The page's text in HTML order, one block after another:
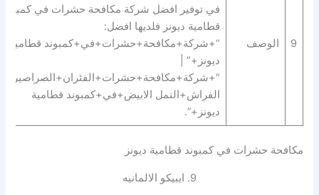
9 الوصف
في توفير افضل شركة مكافحة حشرات في كمبوند
قطامية ديونز فلديها افضل:
“+شركة+مكافحة+حشرات+في+كمبوند قطامية
ديونز+” |
الفراش+النمل الابيض+في+كمبوند قطامية
ديونز+”.
مكافحة حشرات في كمبوند قطامية ديونز
9. ايبيكو الالمانيه